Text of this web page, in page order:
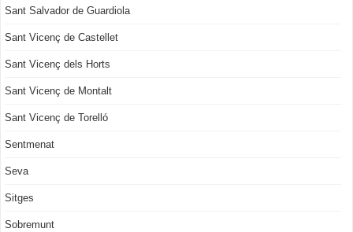
Sant Salvador de Guardiola
Sant Vicenç de Castellet
Sant Vicenç dels Horts
Sant Vicenç de Montalt
Sant Vicenç de Torelló
Sentmenat
Seva
Sitges
Sobremunt